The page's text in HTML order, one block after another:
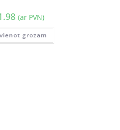
(ar PVN)
grozam